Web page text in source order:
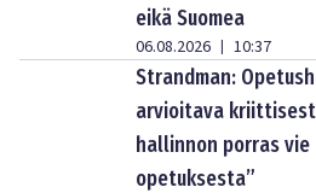
eikä Suomea
06.08.2026 | 10:37
Strandman:
arvioitava
hallinnon porras vie
opetuksesta”